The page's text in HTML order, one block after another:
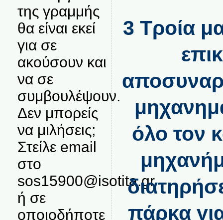
της γραμμής
θα είναι εκεί
για σε
ακούσουν και
να σε
συμβουλέψουν.
Δεν μπορείς
να μιλήσεις;
Στείλε email
στο
sos15900@isotita.gr
ή σε
οποιοδήποτε
3 Τροία
όλο τον
πάρκα